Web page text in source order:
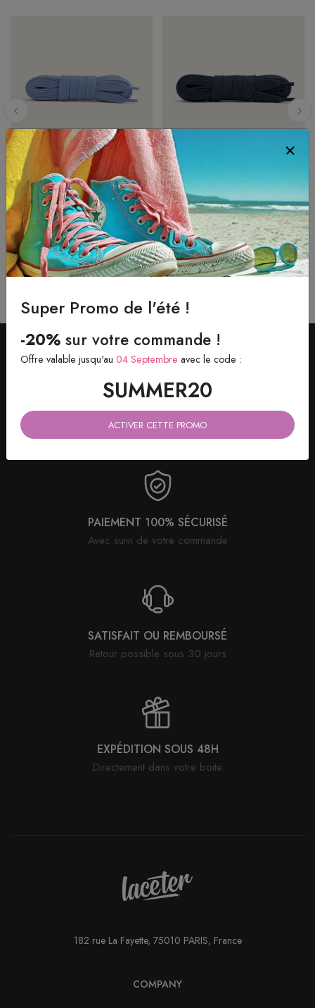
Lacets plats 8 mm
Bleu clair
à partir de4.40 eur
Lacets plats 8 mm
Bleu marine
à partir de4.40 eur
LIVRAISON OFFERTE
dès 4 paires achetées
PAIEMENT 100% SÉCURISÉ
Avec suivi de votre commande
SATISFAIT OU REMBOURSÉ
Retour possible sous 30 jours
EXPÉDITION SOUS 48H
Directement dans votre boite
182 rue La Fayette, 75010 PARIS, France
COMPANY
Super Promo de l'été !
-20% sur votre commande !
Offre valable jusqu'au 04 Septembre avec le code :
SUMMER20
ACTIVER CETTE PROMO